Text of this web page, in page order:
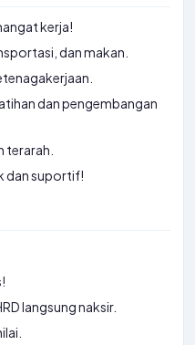
kerja!
dan makan.
dan pengembangan
terarah.
dan suportif!
langsung naksir.